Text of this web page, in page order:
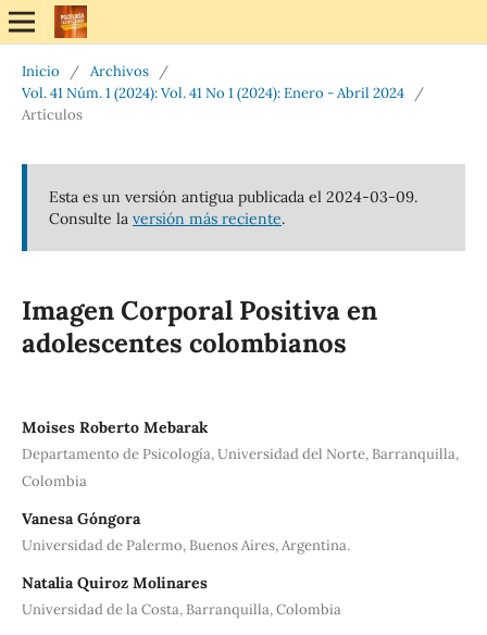
Inicio / Archivos
/
Vol. 41 Núm. 1 (2024): Vol. 41 No 1 (2024): Enero - Abril 2024
/
Artículos
Esta es un versión antigua publicada el 2024-03-09.
Consulte la versión más reciente.
Imagen Corporal Positiva en
adolescentes colombianos
Moises Roberto Mebarak
Departamento de Psicología, Universidad del Norte, Barranquilla,
Colombia
Vanesa Góngora
Universidad de Palermo, Buenos Aires, Argentina.
Natalia Quiroz Molinares
Universidad de la Costa, Barranquilla, Colombia